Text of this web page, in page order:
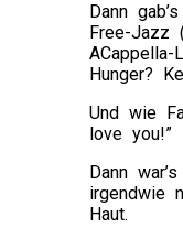
Dann
Free-Jazz
Hunger?
Und wie
love
Dann
irgendwie
Haut.